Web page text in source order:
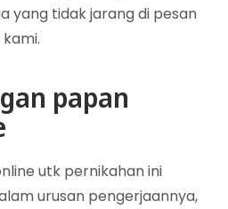
yang tidak jarang di pesan
papan
utk pernikahan ini
urusan pengerjaannya,